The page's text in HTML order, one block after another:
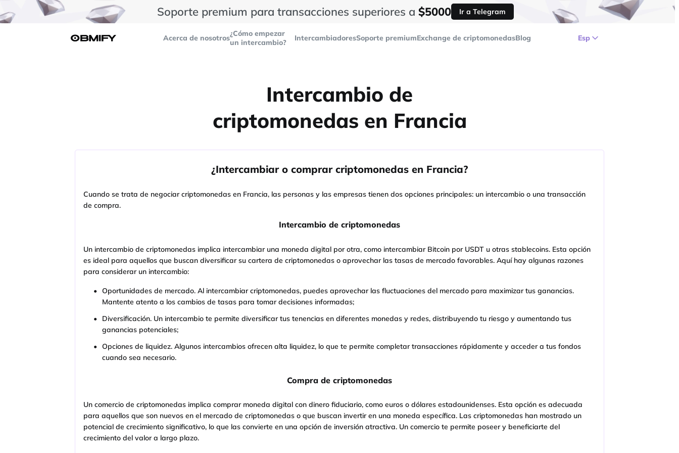
Soporte premium para transacciones superiores a $5000 Ir a Telegram
Acerca de nosotros¿Cómo empezar
un intercambio?
IntercambiadoresSoporte premiumExchange de criptomonedasBlog Esp
Intercambio de
criptomonedas en Francia
¿Intercambiar o comprar criptomonedas en Francia?
Cuando se trata de negociar criptomonedas en Francia, las personas y las empresas tienen dos opciones principales: un intercambio o una transacción
de compra.
Intercambio de criptomonedas
Un intercambio de criptomonedas implica intercambiar una moneda digital por otra, como intercambiar Bitcoin por USDT u otras stablecoins. Esta opción
es ideal para aquellos que buscan diversificar su cartera de criptomonedas o aprovechar las tasas de mercado favorables. Aquí hay algunas razones
para considerar un intercambio:
Oportunidades de mercado. Al intercambiar criptomonedas, puedes aprovechar las fluctuaciones del mercado para maximizar tus ganancias.
Mantente atento a los cambios de tasas para tomar decisiones informadas;
Diversificación. Un intercambio te permite diversificar tus tenencias en diferentes monedas y redes, distribuyendo tu riesgo y aumentando tus
ganancias potenciales;
Opciones de liquidez. Algunos intercambios ofrecen alta liquidez, lo que te permite completar transacciones rápidamente y acceder a tus fondos
cuando sea necesario.
Compra de criptomonedas
Un comercio de criptomonedas implica comprar moneda digital con dinero fiduciario, como euros o dólares estadounidenses. Esta opción es adecuada
para aquellos que son nuevos en el mercado de criptomonedas o que buscan invertir en una moneda específica. Las criptomonedas han mostrado un
potencial de crecimiento significativo, lo que las convierte en una opción de inversión atractiva. Un comercio te permite poseer y beneficiarte del
crecimiento del valor a largo plazo.